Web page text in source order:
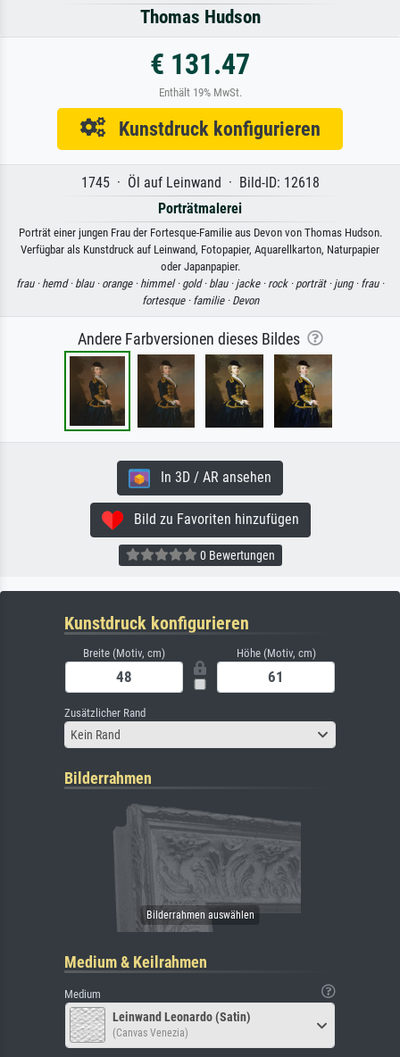
Thomas Hudson
€ 131.47
Enthält 19% MwSt.
Kunstdruck konfigurieren
1745 · Öl auf Leinwand · Bild-ID: 12618
Porträtmalerei
Porträt einer jungen Frau der Fortesque-Familie aus Devon von Thomas Hudson.
Verfügbar als Kunstdruck auf Leinwand, Fotopapier, Aquarellkarton, Naturpapier
oder Japanpapier.
frau · hemd · blau · orange · himmel · gold · blau · jacke · rock · porträt · jung · frau ·
fortesque · familie · Devon
Andere Farbversionen dieses Bildes
In 3D / AR ansehen
Bild zu Favoriten hinzufügen
0 Bewertungen
Kunstdruck konfigurieren
Breite (Motiv, cm) Höhe (Motiv, cm)
Zusätzlicher Rand
Kein Rand
Bilderrahmen
Medium & Keilrahmen
Medium
Leinwand Leonardo (Satin)
(Canvas Venezia)